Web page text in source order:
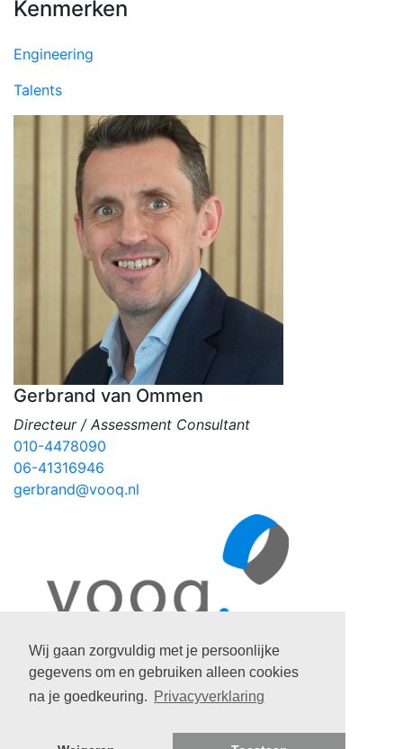
Wij gaan zorgvuldig met je persoonlijke
gegevens om en gebruiken alleen cookies
na je goedkeuring. Privacyverklaring
Kenmerken
Engineering
Talents
Gerbrand van Ommen
Directeur / Assessment Consultant
010-4478090
06-41316946
gerbrand@vooq.nl
© 2026 Vooq. Privacyverklaring